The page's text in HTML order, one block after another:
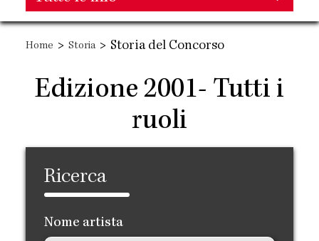
navigation
Main
navigation
Home > Storia > Storia del Concorso
Edizione 2001- Tutti i
ruoli
Ricerca
Nome artista